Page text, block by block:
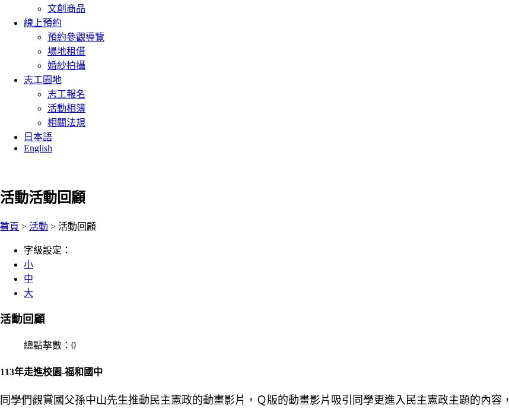
文創商品
線上預約
預約參觀導覽
場地租借
婚紗拍攝
志工園地
志工報名
活動相簿
相關法規
日本語
English
活動活動回顧
:::
首頁 > 活動 > 活動回顧
字級設定：
小
中
大
活動回顧
總點擊數：0
113年走進校園-福和國中
同學們觀賞國父孫中山先生推動民主憲政的動畫影片，Ｑ版的動畫影片吸引同學更進入民主憲政主題的內容